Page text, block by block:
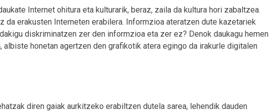
Internet ohitura eta kulturarik, beraz, zaila da kultura hori zabaltzea.
da erakusten Interneten erabilera. Informzioa ateratzen dute kazetariek
diskriminatzen zer den informzioa eta zer ez? Denok daukagu hemen
albiste honetan agertzen den grafikotik atera egingo da irakurle digitalen
diren gaiak aurkitzeko erabiltzen dutela sarea, lehendik dauden